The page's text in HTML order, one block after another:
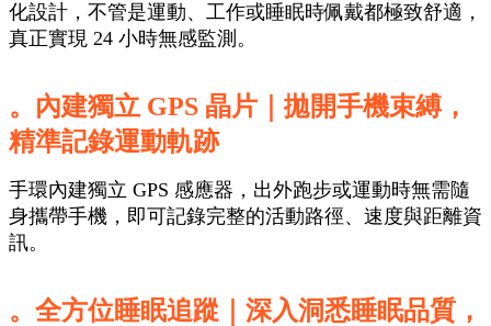
化設計，不管是運動、工作或睡眠時佩戴都極致舒適，
真正實現 24 小時無感監測。
。內建獨立 GPS 晶片 ｜拋開手機束縛，
精準記錄運動軌跡
手環內建獨立 GPS 感應器，出外跑步或運動時無需隨
身攜帶手機，即可記錄完整的活動路徑、速度與距離資
訊。
。全方位睡眠追蹤 ｜深入洞悉睡眠品質，